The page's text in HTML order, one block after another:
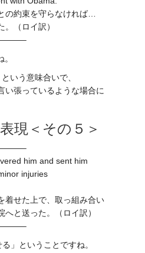
の約束を守らなければ…
（ロイ訳）
いう意味合いで、
い張っているような場合に
現＜その５＞
him and sent him
injuries
着せた上で、取っ組み合い
と送った。（ロイ訳）
」ということですね。